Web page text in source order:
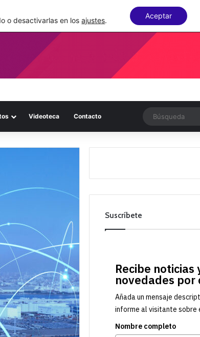
Videoteca Contacto
Suscríbete
Recibe noticias
novedades por
Añada un mensaje
informe al visitante sobre
Nombre completo
o desactivarlas en losajustes.
Aceptar